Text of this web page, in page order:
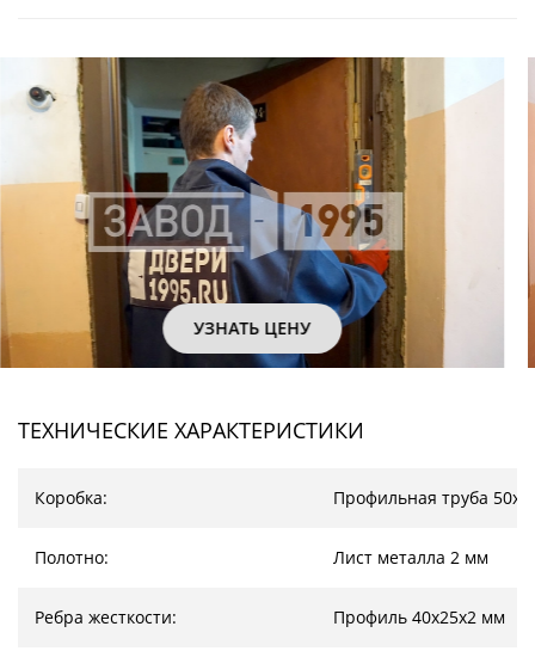
УЗНАТЬ ЦЕНУ
ТЕХНИЧЕСКИЕ ХАРАКТЕРИСТИКИ
Коробка: Профильная труба
Полотно: Лист металла 2 мм
Ребра жесткости: Профиль 40х25х2 мм